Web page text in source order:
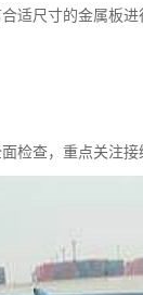
适尺寸的金属板
检查，重点关注